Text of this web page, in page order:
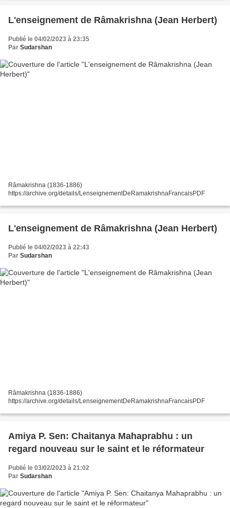
L'enseignement de Râmakrishna (Jean Herbert)
Publié le 04/02/2023 à 23:35
Par Sudarshan
Râmakrishna (1836-1886)
https://archive.org/details/LenseignementDeRamakrishnaFrancaisPDF
L'enseignement de Râmakrishna (Jean Herbert)
Publié le 04/02/2023 à 22:43
Par Sudarshan
Râmakrishna (1836-1886)
https://archive.org/details/LenseignementDeRamakrishnaFrancaisPDF
Amiya P. Sen: Chaitanya Mahaprabhu : un
regard nouveau sur le saint et le réformateur
Publié le 03/02/2023 à 21:02
Par Sudarshan